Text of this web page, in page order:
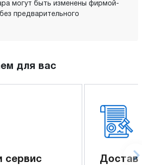
могут быть изменены фирмой-
предварительного
для вас
сервис